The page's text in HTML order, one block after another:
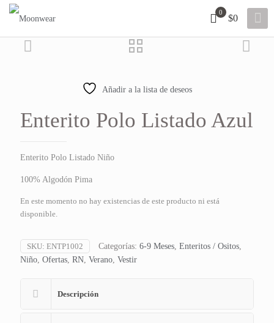
0
$0
Añadir a la lista de deseos
Enterito Polo Listado Azul
Enterito Polo Listado Niño
100% Algodón Pima
En este momento no hay existencias de este producto ni está
disponible.
SKU: ENTP1002 Categorías: 6-9 Meses, Enteritos / Ositos,
Niño, Ofertas, RN, Verano, Vestir
Descripción